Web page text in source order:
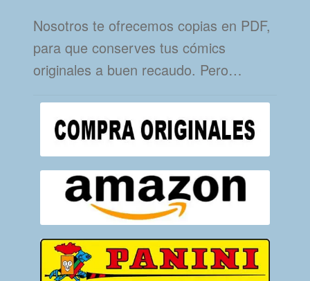
Nosotros te ofrecemos copias en PDF,
para que conserves tus cómics
originales a buen recaudo. Pero…